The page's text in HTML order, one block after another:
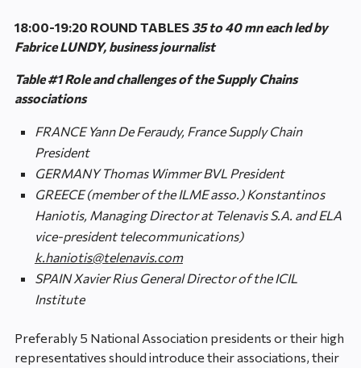
18:00-19:20 ROUND TABLES 35 to 40 mn each led by
Fabrice LUNDY, business journalist
Table #1 Role and challenges of the Supply Chains
associations
FRANCE Yann De Feraudy, France Supply Chain
President
GERMANY Thomas Wimmer BVL President
GREECE (member of the ILME asso.) Konstantinos
Haniotis, Managing Director at Telenavis S.A. and ELA
vice-president telecommunications)
k.haniotis@telenavis.com
SPAIN Xavier Rius General Director of the ICIL
Institute
Preferably 5 National Association presidents or their high
representatives should introduce their associations, their